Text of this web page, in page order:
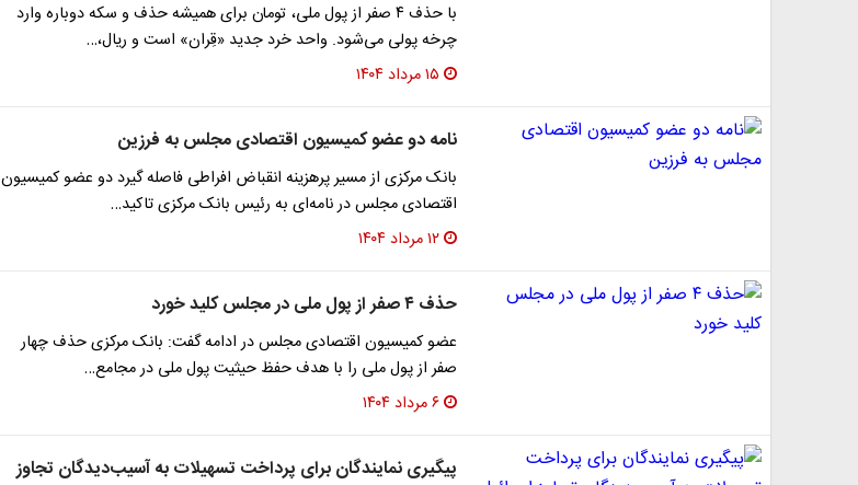
با حذف ۴ صفر از پول ملی، تومان برای همیشه حذف و سکه دوباره وارد
چرخه پولی می‌شود. واحد خرد جدید «قِران» است و ریال،…
۱۵ مرداد ۱۴۰۴
نامه دو عضو کمیسیون اقتصادی مجلس به فرزین
بانک مرکزی از مسیر پرهزینه انقباض افراطی فاصله گیرد دو عضو کمیسیون
اقتصادی مجلس در نامه‌ای به رئیس بانک مرکزی تاکید…
۱۲ مرداد ۱۴۰۴
حذف ۴ صفر از پول ملی در مجلس کلید خورد
عضو کمیسیون اقتصادی مجلس در ادامه گفت: بانک مرکزی حذف چهار
صفر از پول ملی را با هدف حفظ حیثیت پول ملی در مجامع…
۶ مرداد ۱۴۰۴
پیگیری نمایندگان برای پرداخت تسهیلات به آسیب‌دیدگان تجاوز